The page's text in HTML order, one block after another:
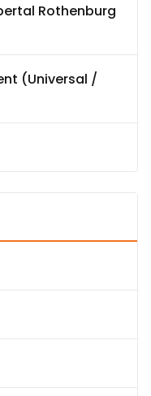
Rothenburg
(Universal /